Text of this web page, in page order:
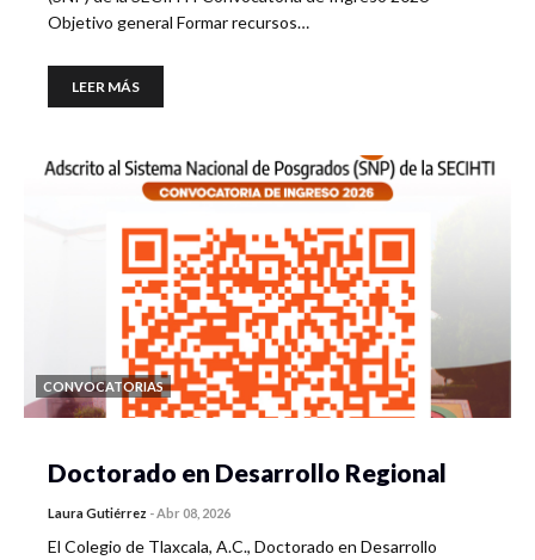
Objetivo general Formar recursos…
LEER MÁS
CONVOCATORIAS
Doctorado en Desarrollo Regional
Laura Gutiérrez -Abr 08, 2026
El Colegio de Tlaxcala, A.C., Doctorado en Desarrollo